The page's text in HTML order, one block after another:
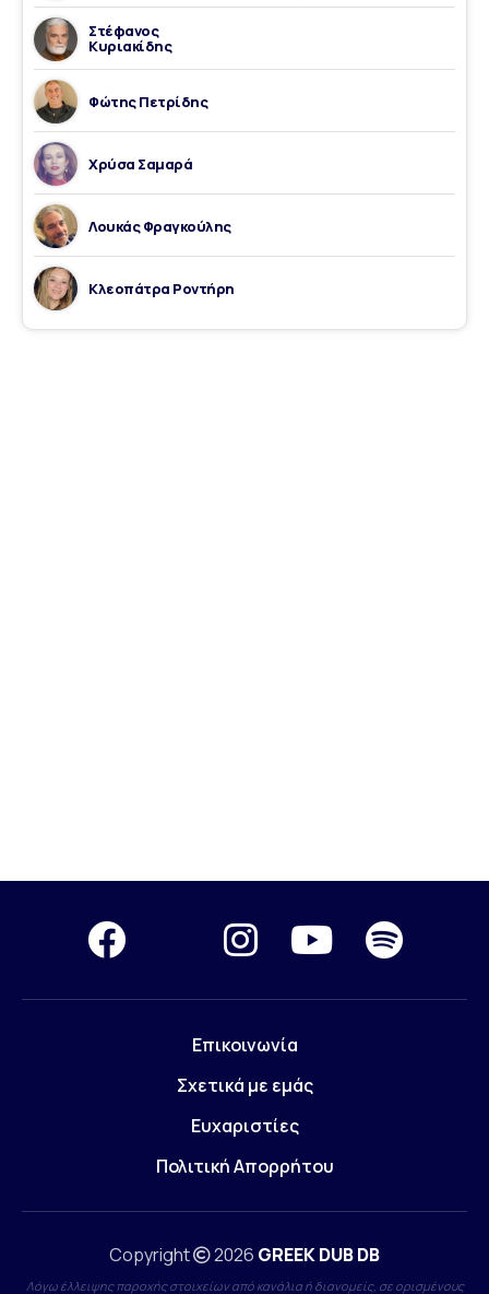
Στέφανος
Κυριακίδης
Φώτης Πετρίδης
Χρύσα Σαμαρά
Λουκάς Φραγκούλης
Κλεοπάτρα Ροντήρη
Επικοινωνία
Σχετικά με εμάς
Ευχαριστίες
Πολιτική Απορρήτου
Copyright 2026 GREEK DUB DB
Λόγω έλλειψης παροχής στοιχείων από κανάλια ή διανομείς, σε ορισμένους